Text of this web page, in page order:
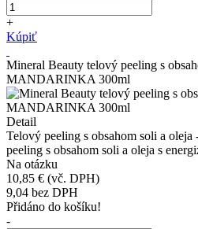
+
Kúpiť
Mineral Beauty telový peeling s
MANDARINKA 300ml
Detail
Telový peeling s obsahom soli a
peeling s obsahom soli a oleja s
Na otázku
10,85 € (vč. DPH)
9,04 bez DPH
Přidáno do košíku!
-